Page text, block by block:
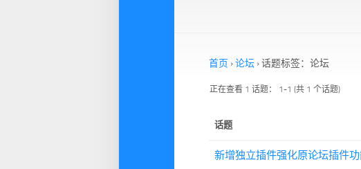
首页 ›论坛 ›话题标签：论坛
正在查看 1 话题： 1-1 (共 1 个话题)
话题
新增独立插件强化原论坛插件